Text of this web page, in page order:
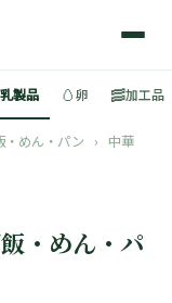
製品 🥚卵 🥓加工品
・めん・パン ›
中華
・めん・パ